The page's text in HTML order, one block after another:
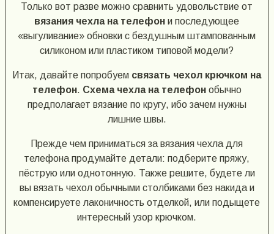
Только вот разве можно сравнить удовольствие от
вязания чехла на телефон и последующее
«выгуливание» обновки с бездушным штампованным
силиконом или пластиком типовой модели?
Итак, давайте попробуем связать чехол крючком на
телефон. Схема чехла на телефонобычно
предполагает вязание по кругу, ибо зачем нужны
лишние швы.
Прежде чем приниматься за вязания чехла для
телефона продумайте детали: подберите пряжу,
пёструю или однотонную. Также решите, будете ли
вы вязать чехол обычными столбиками без накида и
компенсируете лаконичность отделкой, или подыщете
интересный узор крючком.